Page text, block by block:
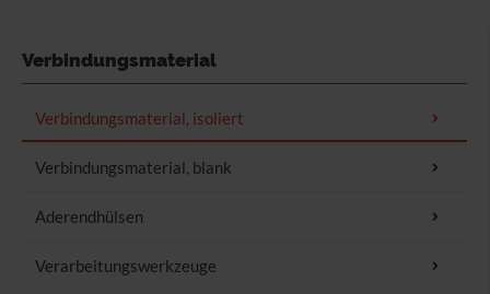
Verbindungsmaterial
Verbindungsmaterial, isoliert Flachsteckhülsen, isoliert
Verbindungsmaterial, blank
Aderendhülsen
Verarbeitungswerkzeuge